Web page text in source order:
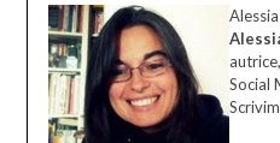
Social